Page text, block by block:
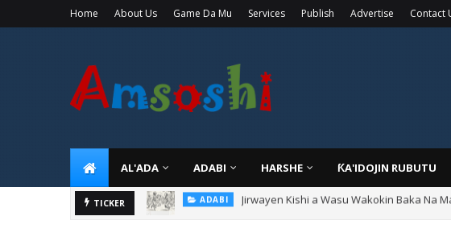
Home About Us Game Da Mu Services Publish Advertise Contact
AL'ADA ADABI HARSHE ƘA'IDOJIN RUBUTU
TICKER TARIHI Sarkin Gummi Na Sha Biyar: Sarkin